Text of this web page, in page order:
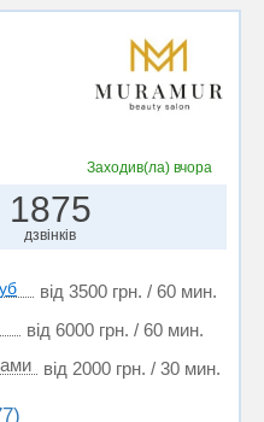
Заходив(ла) вчора
1875
дзвінків
від 3500 грн. / 60 мин.
від 6000 грн. / 60 мин.
від 2000 грн. / 30 мин.